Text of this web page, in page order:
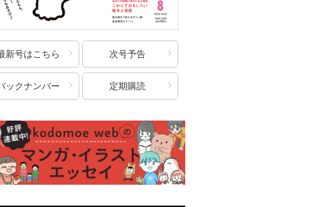
新号はこちら 次号予告
ックナンバー 定期購読